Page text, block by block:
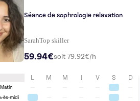
Séance de sophrologie relaxation
SarahTop skiller
59.94€soit 79.92€/h
L M M J V S D
Matin
midi